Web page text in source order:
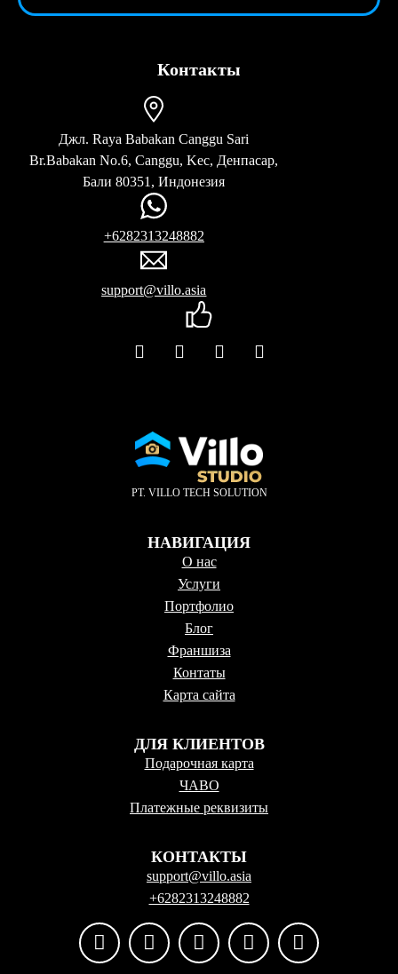
Контакты
Джл. Raya Babakan Canggu Sari
Br.Babakan No.6, Canggu, Kec, Денпасар,
Бали 80351, Индонезия
+6282313248882
support@villo.asia
PT. VILLO TECH SOLUTION
НАВИГАЦИЯ
О нас
Услуги
Портфолио
Блог
Франшиза
Контаты
Карта сайта
ДЛЯ КЛИЕНТОВ
Подарочная карта
ЧАВО
Платежные реквизиты
КОНТАКТЫ
support@villo.asia
+6282313248882